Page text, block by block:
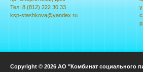
Тел: 8 (812) 222 30 33
ksp-stashkova@yandex.ru
Copyright © 2026 АО "Комбинат